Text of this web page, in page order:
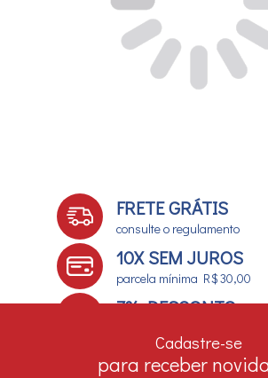
FRETE GRÁTIS
consulte o regulamento
10X SEM JUROS
parcela mínima R$ 30,00
7% DESCONTO
Cadastre-se
para receber